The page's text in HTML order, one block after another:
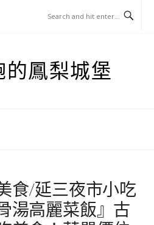
的鳳梨城堡
食/延三夜市小吃
湯高麗菜飯』古